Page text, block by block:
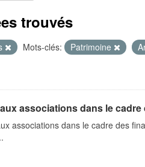
trouvés
Mots-clés: Patrimoine
associations dans le
associations dans le cadre des